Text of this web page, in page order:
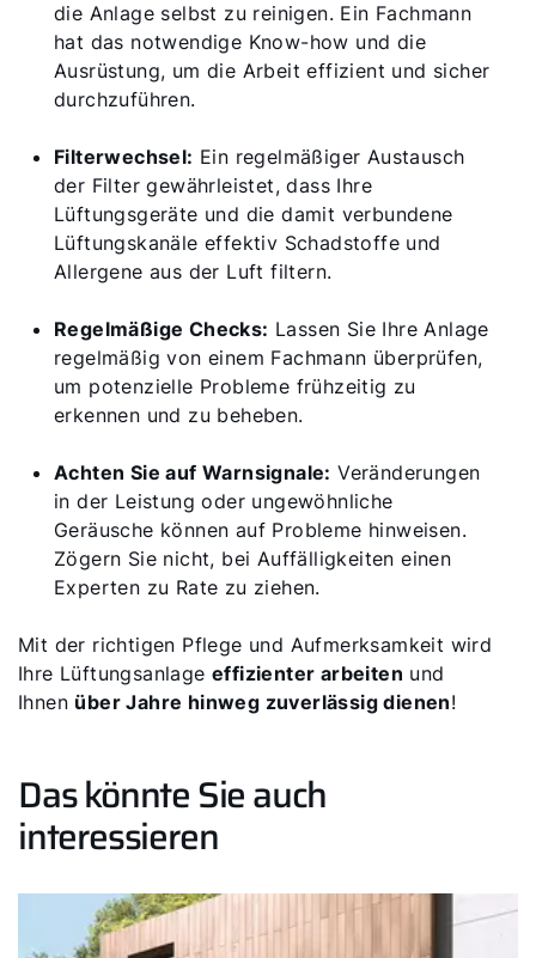
die Anlage selbst zu reinigen. Ein Fachmann
hat das notwendige Know-how und die
Ausrüstung, um die Arbeit effizient und sicher
durchzuführen.
Filterwechsel: Ein regelmäßiger Austausch
der Filter gewährleistet, dass Ihre
Lüftungsgeräte und die damit verbundene
Lüftungskanäle effektiv Schadstoffe und
Allergene aus der Luft filtern.
Regelmäßige Checks: Lassen Sie Ihre Anlage
regelmäßig von einem Fachmann überprüfen,
um potenzielle Probleme frühzeitig zu
erkennen und zu beheben.
Achten Sie auf Warnsignale: Veränderungen
in der Leistung oder ungewöhnliche
Geräusche können auf Probleme hinweisen.
Zögern Sie nicht, bei Auffälligkeiten einen
Experten zu Rate zu ziehen.
Mit der richtigen Pflege und Aufmerksamkeit wird
Ihre Lüftungsanlage effizienter arbeiten und
Ihnen über Jahre hinweg zuverlässig dienen!
Das könnte Sie auch
interessieren